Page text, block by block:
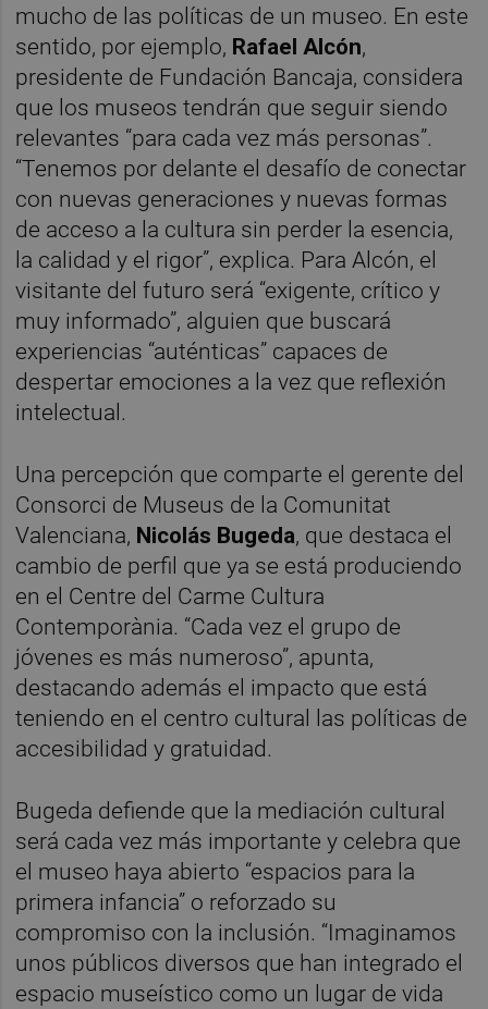
mucho de las políticas de un museo. En este
sentido, por ejemplo, Rafael Alcón,
presidente de Fundación Bancaja, considera
que los museos tendrán que seguir siendo
relevantes “para cada vez más personas”.
“Tenemos por delante el desafío de conectar
con nuevas generaciones y nuevas formas
de acceso a la cultura sin perder la esencia,
la calidad y el rigor”, explica. Para Alcón, el
visitante del futuro será “exigente, crítico y
muy informado”, alguien que buscará
experiencias “auténticas” capaces de
despertar emociones a la vez que reflexión
intelectual.
Una percepción que comparte el gerente del
Consorci de Museus de la Comunitat
Valenciana, Nicolás Bugeda, que destaca el
cambio de perfil que ya se está produciendo
en el Centre del Carme Cultura
Contemporània. “Cada vez el grupo de
jóvenes es más numeroso”, apunta,
destacando además el impacto que está
teniendo en el centro cultural las políticas de
accesibilidad y gratuidad.
Bugeda defiende que la mediación cultural
será cada vez más importante y celebra que
el museo haya abierto “espacios para la
primera infancia” o reforzado su
compromiso con la inclusión. “Imaginamos
unos públicos diversos que han integrado el
espacio museístico como un lugar de vida